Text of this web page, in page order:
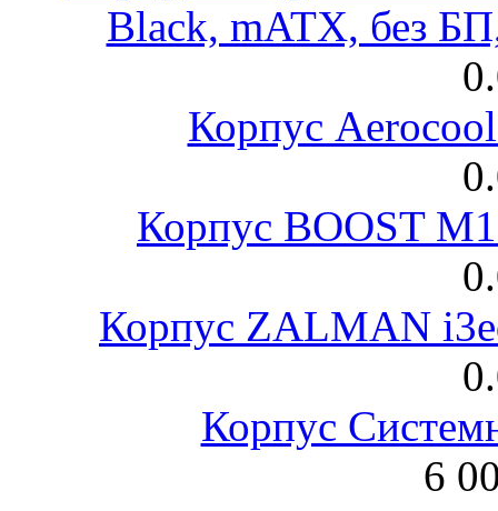
Black, mATX, без
Корпус
Корпус BOOST
Корпус ZALMAN
Корпус
6